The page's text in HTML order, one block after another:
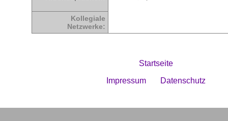
Kollegiale
Netzwerke:
Startseite
Impressum
Datenschutz